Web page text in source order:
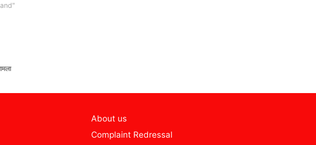
About us
Complaint Redressal